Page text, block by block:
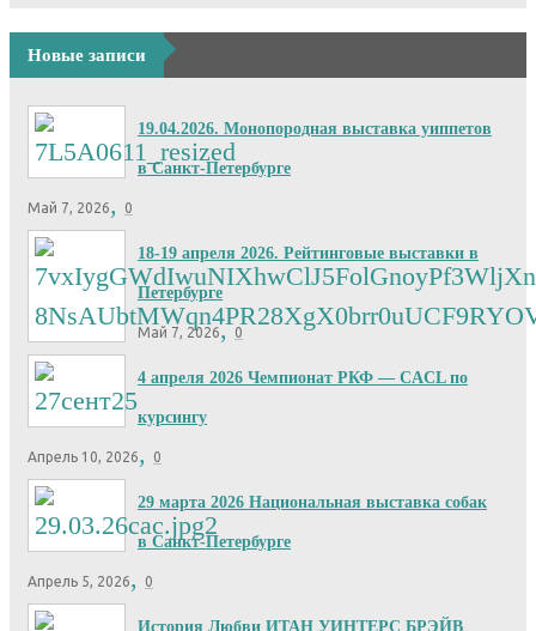
Новые записи
19.04.2026. Монопородная выставка уиппетов
в Санкт-Петербурге
Май 7, 2026, 0
18-19 апреля 2026. Рейтинговые выставки в
Петербурге
Май 7, 2026,0
4 апреля 2026 Чемпионат РКФ — CACL по
курсингу
Апрель 10, 2026, 0
29 марта 2026 Национальная выставка собак
в Санкт-Петербурге
Апрель 5, 2026, 0
История Любви ИТАН УИНТЕРС БРЭЙВ